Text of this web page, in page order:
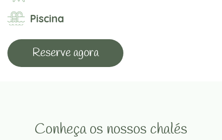
Piscina
Reserve agora
Conheça os nossos chalés